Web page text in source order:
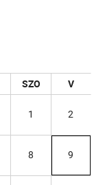
SZO V
1 2
8 9